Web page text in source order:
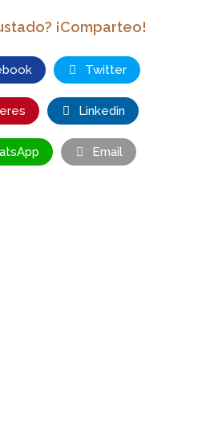
¡Comparteo!
Twitter
Linkedin
Email